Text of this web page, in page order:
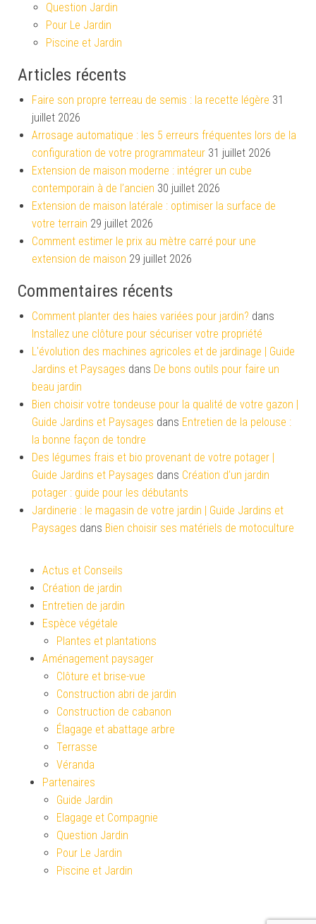
Question Jardin
Pour Le Jardin
Piscine et Jardin
Articles récents
Faire son propre terreau de semis : la recette légère 31
juillet 2026
Arrosage automatique : les 5 erreurs fréquentes lors de la
configuration de votre programmateur 31 juillet 2026
Extension de maison moderne : intégrer un cube
contemporain à de l’ancien 30 juillet 2026
Extension de maison latérale : optimiser la surface de
votre terrain 29 juillet 2026
Comment estimer le prix au mètre carré pour une
extension de maison 29 juillet 2026
Commentaires récents
Comment planter des haies variées pour jardin? dans
Installez une clôture pour sécuriser votre propriété
L'évolution des machines agricoles et de jardinage | Guide
Jardins et Paysages dans De bons outils pour faire un
beau jardin
Bien choisir votre tondeuse pour la qualité de votre gazon |
Guide Jardins et Paysages dans Entretien de la pelouse :
la bonne façon de tondre
Des légumes frais et bio provenant de votre potager |
Guide Jardins et Paysages dans Création d’un jardin
potager : guide pour les débutants
Jardinerie : le magasin de votre jardin | Guide Jardins et
Paysages dans Bien choisir ses matériels de motoculture
Actus et Conseils
Création de jardin
Entretien de jardin
Espèce végétale
Plantes et plantations
Aménagement paysager
Clôture et brise-vue
Construction abri de jardin
Construction de cabanon
Élagage et abattage arbre
Terrasse
Véranda
Partenaires
Guide Jardin
Elagage et Compagnie
Question Jardin
Pour Le Jardin
Piscine et Jardin